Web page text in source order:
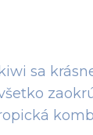
sa